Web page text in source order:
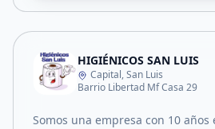
HIGIÉNICOS SAN LUIS
Capital, San Luis
Barrio Libertad Mf Casa 29
Somos una empresa con 10 años